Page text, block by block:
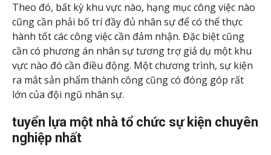
Theo đó, bất kỳ khu vực nào, hạng mục công việc nào
cũng cần phải bố trí đầy đủ nhân sự để có thể thực
hành tốt các công việc cần đảm nhận. Đặc biệt cũng
cần có phương án nhân sự tương trợ giả dụ một khu
vực nào đó cần điều động. Một chương trình, sự kiện
ra mắt sản phẩm thành công cũng có đóng góp rất
lớn của đội ngũ nhân sự.
tuyển lựa một nhà tổ chức sự kiện chuyên
nghiệp nhất